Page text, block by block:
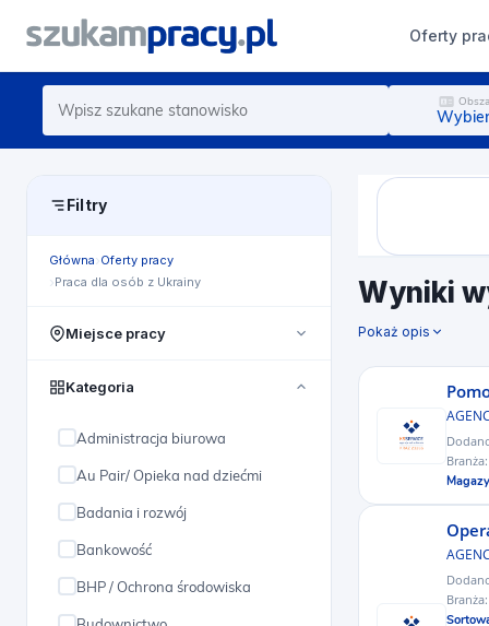
Oferty
Filtry
Główna Oferty pracy
Praca dla osób z Ukrainy
Miejsce pracy
lubelskie
mazowieckie
podlaskie
świętokrzyskie
małopolskie
Kategoria
Administracja biurowa
Au Pair/ Opieka nad dziećmi
Badania i rozwój
Bankowość
BHP / Ochrona środowiska
Wyniki
Pokaż opis
Branża:
Branża: